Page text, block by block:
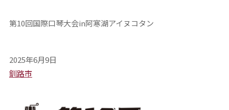
第10回国際口琴大会in阿寒湖アイヌコタン
2025年6月9日
釧路市